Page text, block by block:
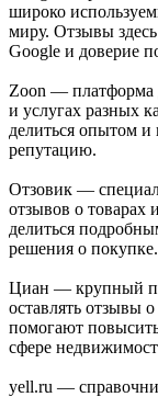
широко
миру. Отзывы
Google и доверие
Zoon — платформа
и услугах разных
делиться опытом и
репутацию.
Отзовик —
отзывов о товарах
делиться
решения о покупке.
Циан — крупный
оставлять отзывы
помогают
сфере
yell.ru —